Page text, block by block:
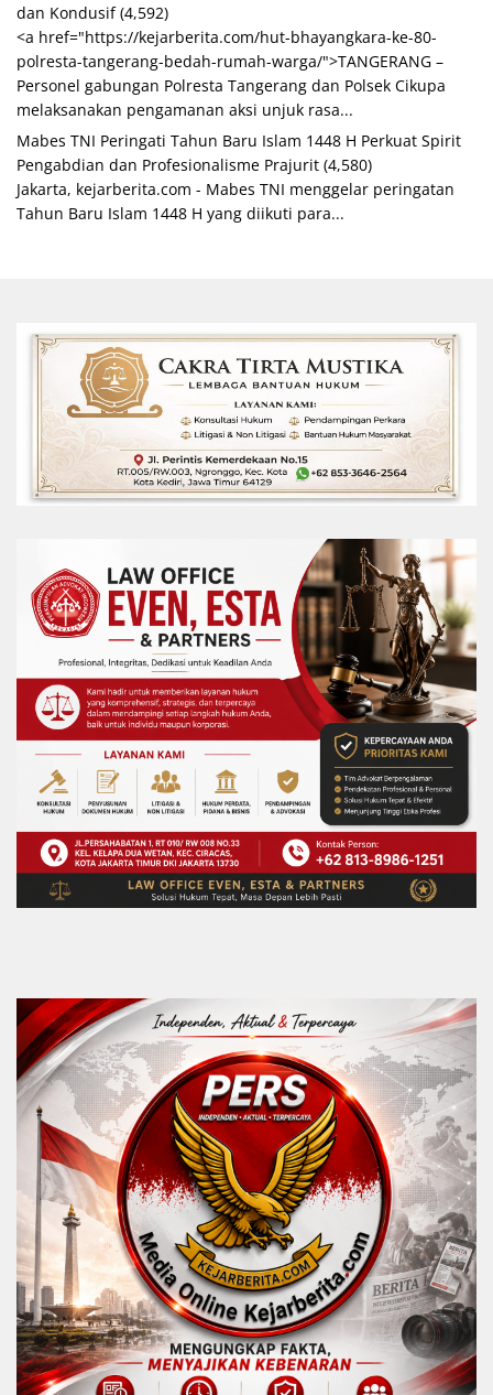
dan Kondusif (4,592)
<a href="https://kejarberita.com/hut-bhayangkara-ke-80-
polresta-tangerang-bedah-rumah-warga/">TANGERANG –
Personel gabungan Polresta Tangerang dan Polsek Cikupa
melaksanakan pengamanan aksi unjuk rasa...
Mabes TNI Peringati Tahun Baru Islam 1448 H Perkuat Spirit
Pengabdian dan Profesionalisme Prajurit (4,580)
Jakarta, kejarberita.com - Mabes TNI menggelar peringatan
Tahun Baru Islam 1448 H yang diikuti para...